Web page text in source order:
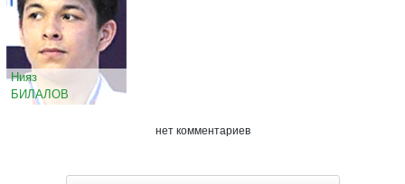
Нияз
БИЛАЛОВ
нет комментариев